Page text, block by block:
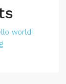
world!